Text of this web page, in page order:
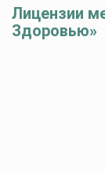
Лицензии
Здоровью»